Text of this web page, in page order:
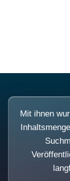
Mit ihnen